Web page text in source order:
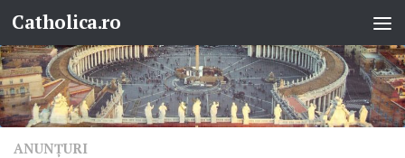
Skip to content
Catholica.ro
ANUNŢURI